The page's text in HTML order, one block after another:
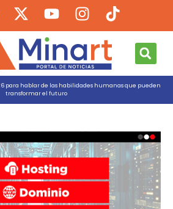
para hablar de las habilidades humanas que pueden
transformar el futuro